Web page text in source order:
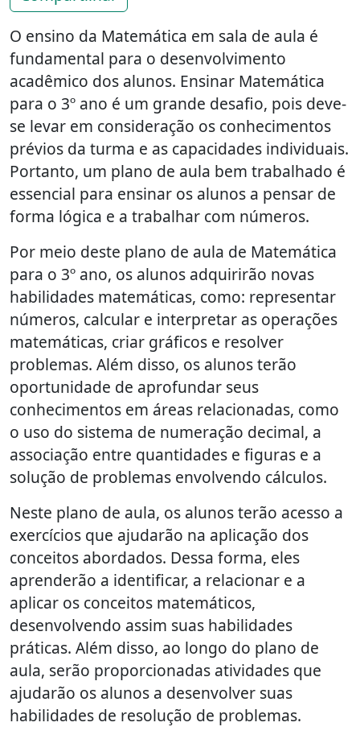
O ensino da Matemática em sala de aula é
fundamental para o desenvolvimento
acadêmico dos alunos. Ensinar Matemática
para o 3º ano é um grande desafio, pois deve-
se levar em consideração os conhecimentos
prévios da turma e as capacidades individuais.
Portanto, um plano de aula bem trabalhado é
essencial para ensinar os alunos a pensar de
forma lógica e a trabalhar com números.
Por meio deste plano de aula de Matemática
para o 3º ano, os alunos adquirirão novas
habilidades matemáticas, como: representar
números, calcular e interpretar as operações
matemáticas, criar gráficos e resolver
problemas. Além disso, os alunos terão
oportunidade de aprofundar seus
conhecimentos em áreas relacionadas, como
o uso do sistema de numeração decimal, a
associação entre quantidades e figuras e a
solução de problemas envolvendo cálculos.
Neste plano de aula, os alunos terão acesso a
exercícios que ajudarão na aplicação dos
conceitos abordados. Dessa forma, eles
aprenderão a identificar, a relacionar e a
aplicar os conceitos matemáticos,
desenvolvendo assim suas habilidades
práticas. Além disso, ao longo do plano de
aula, serão proporcionadas atividades que
ajudarão os alunos a desenvolver suas
habilidades de resolução de problemas.